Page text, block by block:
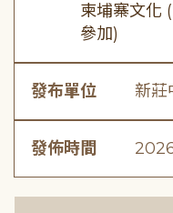
柬埔寨文化
參加)
發布單位 新莊
發佈時間